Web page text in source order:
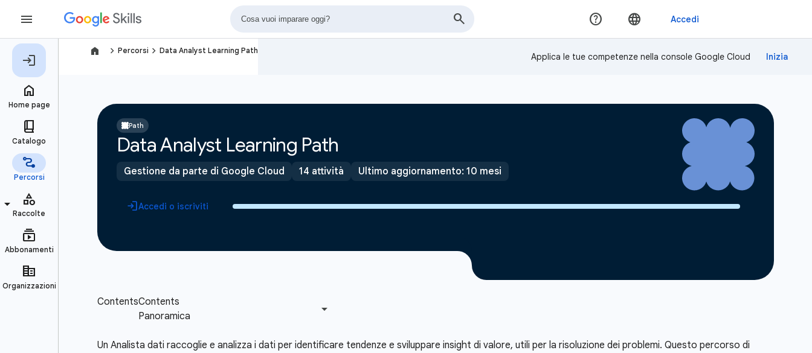
navigate_next Percorsi navigate_next Data Analyst Learning Path
Applica le tue competenze nella console Google Cloud
Path
Data Analyst Learning Path
Gestione da parte di Google Cloud 14 attività Ultimo aggiornamento: 10 mesi
Accedi o iscriviti
Un Analista dati raccoglie e analizza i dati per identificare tendenze e sviluppare insight di valore, utili per la risoluzione dei problemi. Questo percorso di